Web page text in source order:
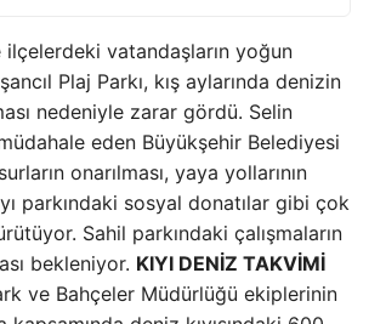
ilçelerdeki vatandaşların yoğun
Plaj Parkı, kış aylarında denizin
nedeniyle zarar gördü. Selin
eden Büyükşehir Belediyesi
onarılması, yaya yollarının
parkındaki sosyal donatılar gibi çok
Sahil parkındaki çalışmaların
bekleniyor. KIYI DENİZ TAKVİMİ
ve Bahçeler Müdürlüğü ekiplerinin